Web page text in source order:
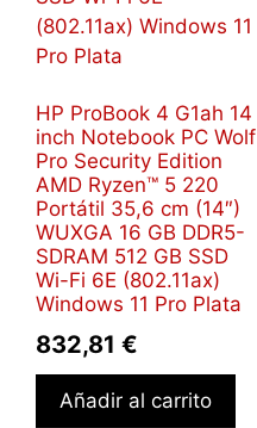
HP ProBook 4 G1ah 14
inch Notebook PC Wolf
Pro Security Edition
AMD Ryzen™ 5 220
Portátil 35,6 cm (14″)
WUXGA 16 GB DDR5-
SDRAM 512 GB SSD
Wi-Fi 6E (802.11ax)
Windows 11 Pro Plata
832,81 €
Añadir al carrito